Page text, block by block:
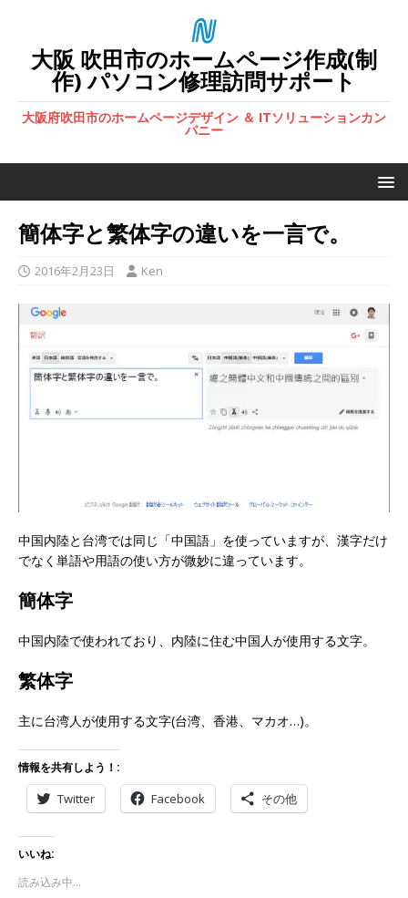
大阪 吹田市のホームページ作成(制
作) パソコン修理訪問サポート
大阪府吹田市のホームページデザイン ＆ ITソリューションカン
パニー
簡体字と繁体字の違いを一言で。
2016年2月23日 Ken
中国内陸と台湾では同じ「中国語」を使っていますが、漢字だけ
でなく単語や用語の使い方が微妙に違っています。
簡体字
中国内陸で使われており、内陸に住む中国人が使用する文字。
繁体字
主に台湾人が使用する文字(台湾、香港、マカオ…)。
情報を共有しよう！:
Twitter Facebook その他
いいね:
読み込み中…